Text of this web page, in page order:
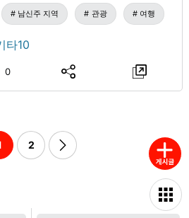
다. 그 후에는 노다이라 캠프장으로
험. 큰 냄비에 많은 해산물을 넣고
의 파에리아를 만끽하면서 캠프장
, 경치, 액티비티의 매력을 마음껏
어. 도요오카 타비지칸(とよおか旅
가진 콘텐츠를 조합한 맞춤형 투어를
도요오카 타비지
남신주 지역 관광 여행
타10
0
2